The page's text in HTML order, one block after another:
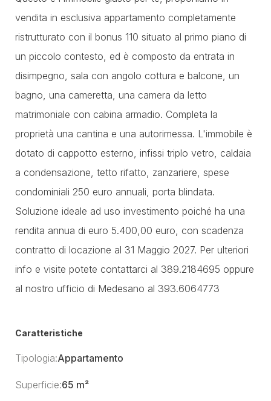
vendita in esclusiva appartamento completamente
ristrutturato con il bonus 110 situato al primo piano di
un piccolo contesto, ed è composto da entrata in
disimpegno, sala con angolo cottura e balcone, un
bagno, una cameretta, una camera da letto
matrimoniale con cabina armadio. Completa la
proprietà una cantina e una autorimessa. L'immobile è
dotato di cappotto esterno, infissi triplo vetro, caldaia
a condensazione, tetto rifatto, zanzariere, spese
condominiali 250 euro annuali, porta blindata.
Soluzione ideale ad uso investimento poiché ha una
rendita annua di euro 5.400,00 euro, con scadenza
contratto di locazione al 31 Maggio 2027. Per ulteriori
info e visite potete contattarci al 389.2184695 oppure
al nostro ufficio di Medesano al 393.6064773
Caratteristiche
Tipologia:Appartamento
Superficie:65 m²